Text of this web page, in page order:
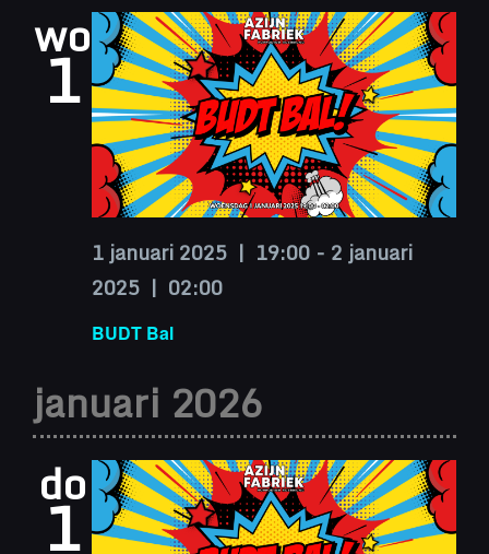
wo
1
BUDT Bal
1 januari 2025 | 19:00 - 2 januari
2025 | 02:00
januari 2026
do
1